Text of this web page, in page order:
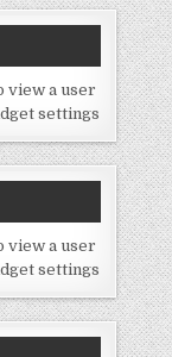
view a user
settings
view a user
settings